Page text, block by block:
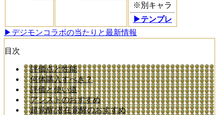
※別キャラ
▶テンプレ
▶デジモンコラボの当たりと最新情報
目次
評価点と性能
何体購入すべき？
評価と使い道
アシストのおすすめ
超覚醒/潜在覚醒のおすすめ